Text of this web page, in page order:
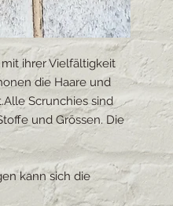
ihrer Vielfältigkeit
die Haare und
Scrunchies sind
und Grössen. Die
kann sich die